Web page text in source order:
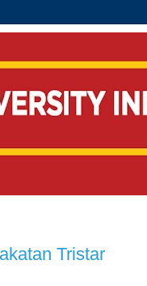
Tristar